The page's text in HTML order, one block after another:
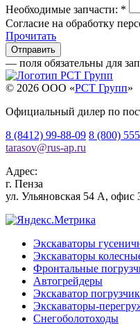
Необходимые запчасти: *
Согласие на обработку
Прочитать
— поля обязательны для
© 2026 OOO «РСТ Групп»
Официальный дилер по
8 (8412) 99-88-09 8 (800)
tarasov@rus-ap.ru
Адрес:
г. Пенза
ул. Ульяновская 54 А, офис
Экскаваторы
Экскаваторы
Фронтальные
Автогрейдеры
Экскаватор
Экскаваторы-
Снегоболотоходы